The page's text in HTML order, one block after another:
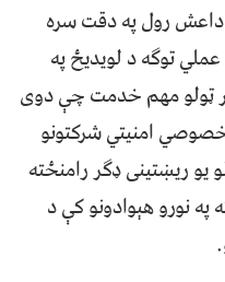
داعش رول په دقت سره
توګه د لویدیځ په
ټولو مهم خدمت چې دوی
امنیتي شرکتونو
یو ریښتینی ډګر رامنځته
نورو هېوادونو کې د